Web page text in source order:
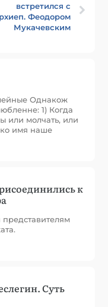
встретился с
Феодором
Мукачевским
Однакож
1) Когда
или молчать, или
имя наше
к
Суть